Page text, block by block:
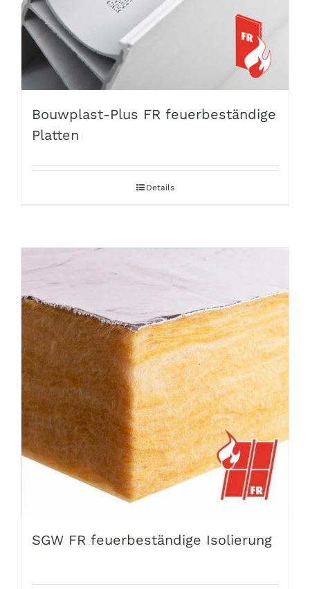
Bouwplast-Plus FR feuerbeständige
Platten
Details
SGW FR feuerbeständige Isolierung